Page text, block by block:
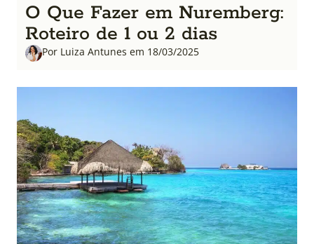
O Que Fazer em Nuremberg:
Roteiro de 1 ou 2 dias
Por Luiza Antunes em 18/03/2025